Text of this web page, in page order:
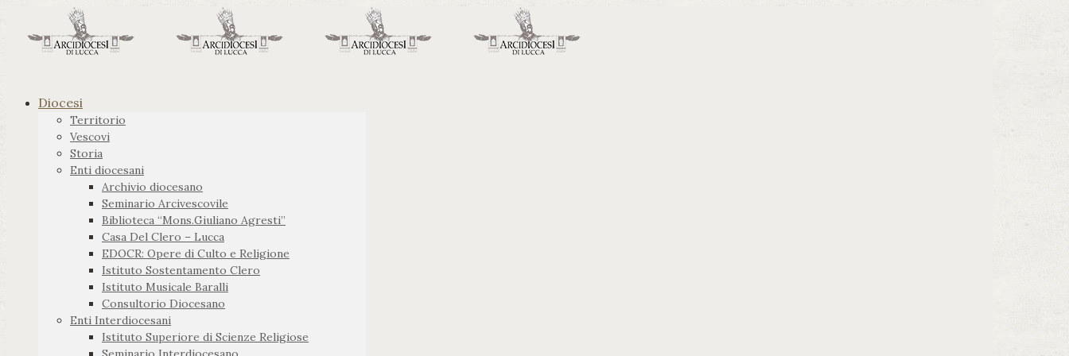
Diocesi
Territorio
Vescovi
Storia
Enti diocesani
Archivio diocesano
Seminario Arcivescovile
Biblioteca “Mons.Giuliano Agresti”
Casa Del Clero – Lucca
EDOCR: Opere di Culto e Religione
Istituto Sostentamento Clero
Istituto Musicale Baralli
Consultorio Diocesano
Enti Interdiocesani
Istituto Superiore di Scienze Religiose